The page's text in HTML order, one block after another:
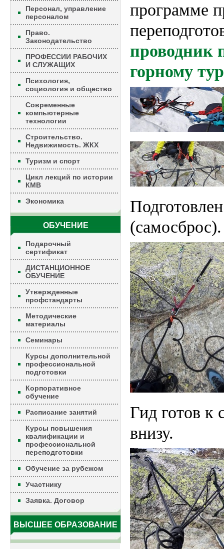
Персонал, управление
персоналом
Право.
Законодательство
ПРОФЕССИИ РАБОЧИХ
И СЛУЖАЩИХ
Психология,
социология и общество
Современные
компьютерные
технологии
Строительство.
Недвижимость. ЖКХ
Туризм и спорт
Цикл лекций по истории
КМВ
Экономика
ОБУЧЕНИЕ
Подарочный
сертификат
ДИСТАНЦИОННОЕ
ОБУЧЕНИЕ
Утвержденные
профстандарты
Методические
материалы
Семинары
Курсы дополнительной
профессиональной
подготовки
Корпоративное
обучение
Расписание занятий
Курсы повышения
квалификации и
профессиональной
переподготовки
Обучение за рубежом
Участнику
Заявка. Договор
ВЫСШЕЕ ОБРАЗОВАНИЕ
программе
проводник
горному
(самосброс).
Гид готов к
внизу.